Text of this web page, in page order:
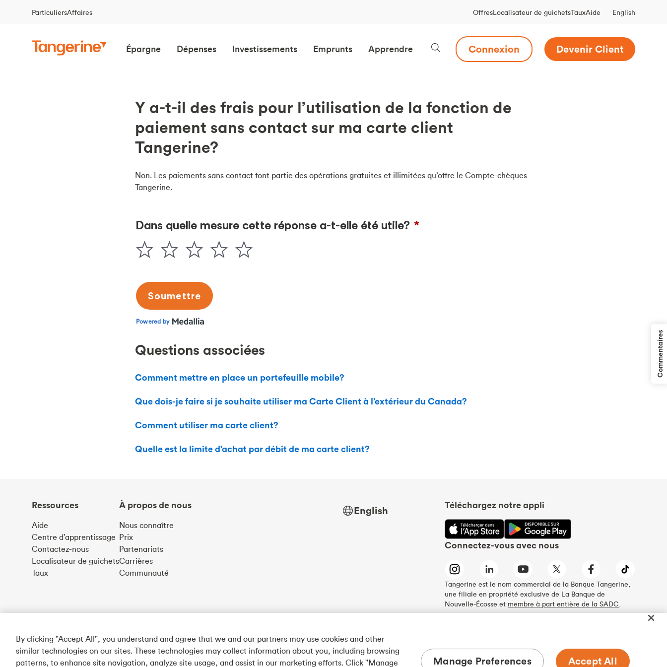
ParticuliersAffaires OffresLocalisateur de guichetsTauxAide English
Épargne Dépenses Investissements Emprunts Apprendre Connexion Devenir Client
Y a-t-il des frais pour l’utilisation de la fonction de
paiement sans contact sur ma carte client
Tangerine?
Non. Les paiements sans contact font partie des opérations gratuites et illimitées qu’offre le Compte-chèques
Tangerine.
Questions associées
Comment mettre en place un portefeuille mobile?
Que dois-je faire si je souhaite utiliser ma Carte Client à l’extérieur du Canada?
Comment utiliser ma carte client?
Quelle est la limite d’achat par débit de ma carte client?
Ressources
Aide
Centre d’apprentissage
Contactez-nous
Localisateur de guichets
Taux
À propos de nous
Nous connaître
Prix
Partenariats
Carrières
Communauté
English Téléchargez notre appli
Connectez-vous avec nous
Tangerine est le nom commercial de la Banque Tangerine,
une filiale en propriété exclusive de La Banque de
Nouvelle-Écosse et membre à part entière de la SADC.
Commentaires
By clicking "Accept All", you understand and agree that we and our partners may use cookies and other
similar technologies on our sites. These technologies may collect information about you, including browsing
patterns, to enhance site navigation, analyze site usage, and assist in our marketing efforts. Click "Manage
Manage Preferences Accept All